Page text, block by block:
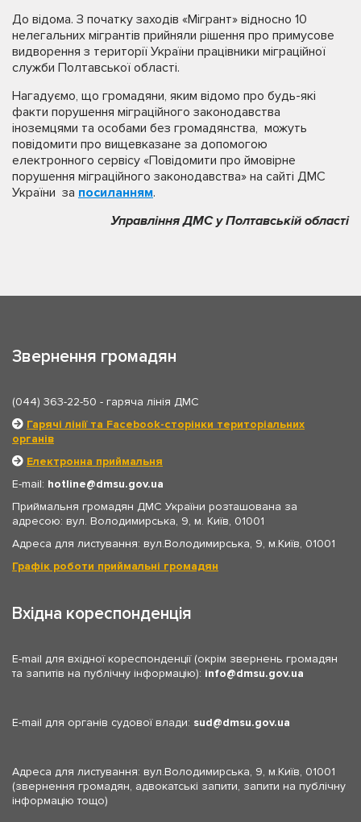
До відома. З початку заходів «Мігрант» відносно 10
нелегальних мігрантів прийняли рішення про примусове
видворення з території України працівники міграційної
служби Полтавської області.
Нагадуємо, що громадяни, яким відомо про будь-які
факти порушення міграційного законодавства
іноземцями та особами без громадянства, можуть
повідомити про вищевказане за допомогою
електронного сервісу «Повідомити про ймовірне
порушення міграційного законодавства» на сайті ДМС
України за посиланням.
Управління ДМС у Полтавській області
Звернення громадян
(044) 363-22-50 - гаряча лінія ДМС
Гарячі лінії та Facebook-сторінки територіальних
органів
Електронна приймальня
E-mail: hotline
dmsu.gov.ua
Приймальня громадян ДМС України розташована за
адресою: вул. Володимирська, 9, м. Київ, 01001
Адреса для листування: вул.Володимирська, 9, м.Київ, 01001
Графік роботи приймальні громадян
Вхідна кореспонденція
E-mail для вхідної кореспонденції (окрім звернень громадян
та запитів на публічну інформацію): info dmsu.gov.ua
E-mail для органів судової влади: sud dmsu.gov.ua
Адреса для листування: вул.Володимирська, 9, м.Київ, 01001
(звернення громадян, адвокатські запити, запити на публічну
інформацію тощо)